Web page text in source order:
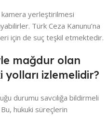
yerleştirilmesi
Türk Ceza Kanunu’na
için de suç teşkil etmektedir.
mağdur olan
izlemelidir?
durumu savcılığa bildirmeli
hukuki süreçlerin